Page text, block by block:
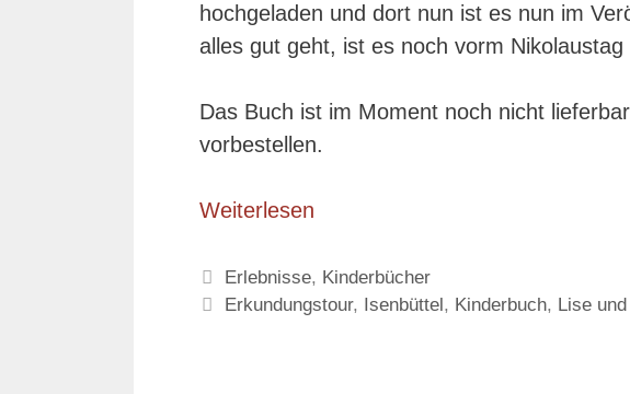
hochgeladen und dort nun ist es nun im
alles gut geht, ist es noch vorm
Das Buch ist im Moment noch nicht
vorbestellen.
Weiterlesen
Kategorien
Erlebnisse, Kinderbücher
Schlagwörter
Erkundungstour, Isenbüttel, Kinderbuch, Lise